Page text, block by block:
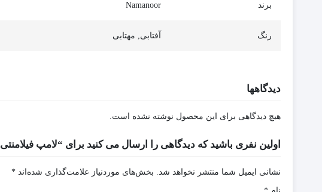
برند Namanoor
رنگ آفتابی, مهتابی
دیدگاهها
هیچ دیدگاهی برای این محصول نوشته نشده است.
اولین نفری باشید که دیدگاهی را ارسال می کنید برای “لامپ فیلامنتی A60 نمانور مدل 8W”
نشانی ایمیل شما منتشر نخواهد شد. بخش‌های موردنیاز علامت‌گذاری شده‌اند *